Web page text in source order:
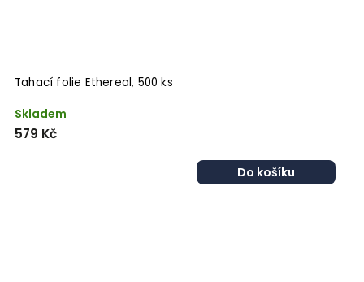
Tahací folie Ethereal, 500 ks
Skladem
579 Kč
Do košíku